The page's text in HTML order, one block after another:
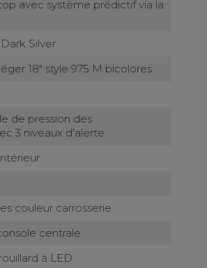
avec système prédictif via la
Silver
18" style 975 M bicolores
de pression des
3 niveaux d'alerte
couleur carrosserie
centrale
à LED